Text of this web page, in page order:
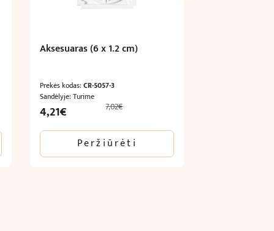
Aksesuaras (6 x 1.2 cm)
Prekės kodas:CR-5057-3
Sandėlyje: Turime
7,02€
Original
was:
7,02€.
4,21€
4,21€.
Peržiūrėti